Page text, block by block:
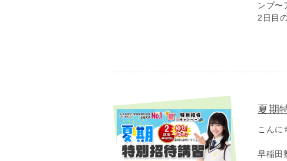
ンプ〜
2日目
夏期
こんに
早稲田